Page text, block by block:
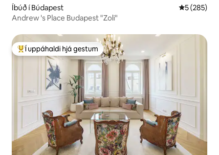
Íbúð í Búdapest 5 af 5 í
5 (285)
Andrew 's Place Budapest "Zoli"
Í mestu uppáhaldi hjá gestum
Í uppáhaldi hjá gestum